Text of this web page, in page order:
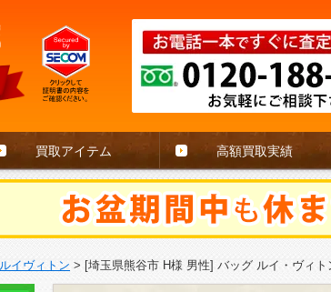
買取アイテム 高額買取実績
ルイヴィトン > [埼玉県熊谷市 H様 男性] バッグ ルイ・ヴィ